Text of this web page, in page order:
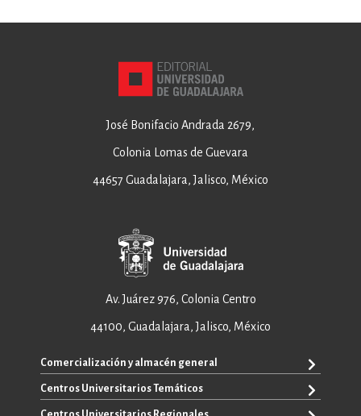
José Bonifacio Andrada 2679,
Colonia Lomas de Guevara
44657 Guadalajara, Jalisco, México
Av. Juárez 976, Colonia Centro
44100, Guadalajara, Jalisco, México
Comercialización y almacén general
ventas@editorial.udg.mx
WhatsApp: +52 33 1433 6869
Centros Universitarios Temáticos